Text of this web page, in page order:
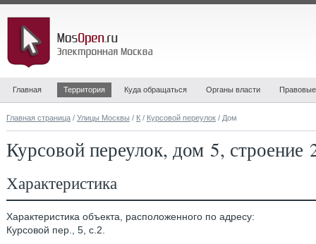
Главная Территория Куда обращаться Органы власти
Главная страница / Улицы Москвы / К / Курсовой переулок / Дом
Курсовой переулок, дом 5, строение
Характеристика
Характеристика объекта, расположенного по адресу:
Курсовой пер., 5, с.2.